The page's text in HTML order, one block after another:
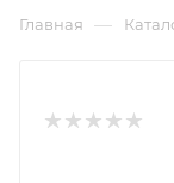
Главная —